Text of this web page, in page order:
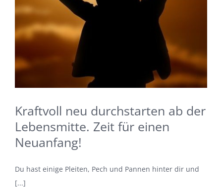
Kraftvoll neu durchstarten ab der
Lebensmitte. Zeit für einen
Neuanfang!
Du hast einige Pleiten, Pech und Pannen hinter dir und
[...]